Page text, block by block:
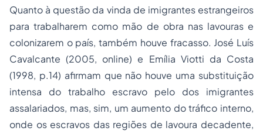
Quanto à questão da vinda de imigrantes estrangeiros
para trabalharem como mão de obra nas lavouras e
colonizarem o país, também houve fracasso. José Luís
Cavalcante (2005, online) e Emília Viotti da Costa
(1998, p.14) afirmam que não houve uma substituição
intensa do trabalho escravo pelo dos imigrantes
assalariados, mas, sim, um aumento do tráfico interno,
onde os escravos das regiões de lavoura decadente,